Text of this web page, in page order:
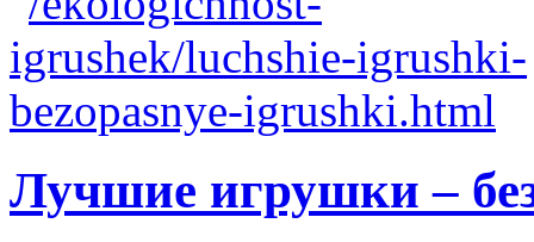
Лучшие игрушки –